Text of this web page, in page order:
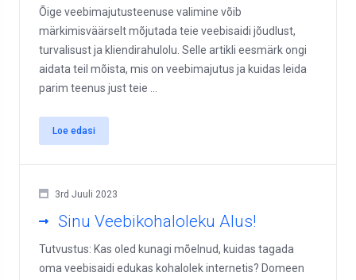
Õige veebimajutusteenuse valimine võib
märkimisväärselt mõjutada teie veebisaidi jõudlust,
turvalisust ja kliendirahulolu. Selle artikli eesmärk ongi
aidata teil mõista, mis on veebimajutus ja kuidas leida
parim teenus just teie ...
Loe edasi
3rd Juuli 2023
Sinu Veebikohaloleku Alus!
Tutvustus: Kas oled kunagi mõelnud, kuidas tagada
oma veebisaidi edukas kohalolek internetis? Domeen